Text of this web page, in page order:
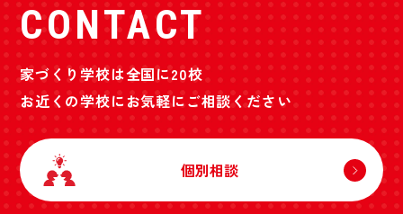
CONTACT
家づくり学校は全国に20校
お近くの学校にお気軽にご相談ください
個別相談